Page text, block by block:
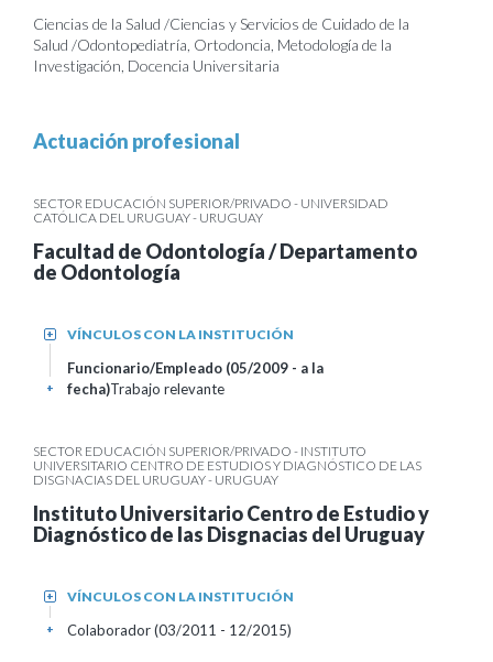
Ciencias de la Salud /Ciencias y Servicios de Cuidado de la
Salud /Odontopediatría, Ortodoncia, Metodología de la
Investigación, Docencia Universitaria
Actuación profesional
SECTOR EDUCACIÓN SUPERIOR/PRIVADO - UNIVERSIDAD
CATÓLICA DEL URUGUAY - URUGUAY
Facultad de Odontología / Departamento
de Odontología
VÍNCULOS CON LA INSTITUCIÓN
+
Funcionario/Empleado (05/2009 - a la
fecha)Trabajo relevante
+
SECTOR EDUCACIÓN SUPERIOR/PRIVADO - INSTITUTO
UNIVERSITARIO CENTRO DE ESTUDIOS Y DIAGNÓSTICO DE LAS
DISGNACIAS DEL URUGUAY - URUGUAY
Instituto Universitario Centro de Estudio y
Diagnóstico de las Disgnacias del Uruguay
VÍNCULOS CON LA INSTITUCIÓN
+
Colaborador (03/2011 - 12/2015)
+